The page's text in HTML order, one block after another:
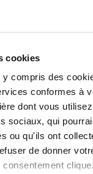
cookies
compris des
conformes à
dont vous
sociaux, qui
ou qu'ils ont
de donner
consentement